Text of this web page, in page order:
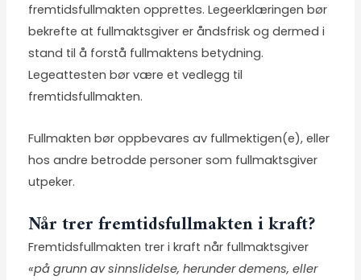
fremtidsfullmakten opprettes. Legeerklæringen bør
bekrefte at fullmaktsgiver er åndsfrisk og dermed i
stand til å forstå fullmaktens betydning.
Legeattesten bør være et vedlegg til
fremtidsfullmakten.
Fullmakten bør oppbevares av fullmektigen(e), eller
hos andre betrodde personer som fullmaktsgiver
utpeker.
Når trer fremtidsfullmakten i kraft?
Fremtidsfullmakten trer i kraft når fullmaktsgiver
«på grunn av sinnslidelse, herunder demens, eller